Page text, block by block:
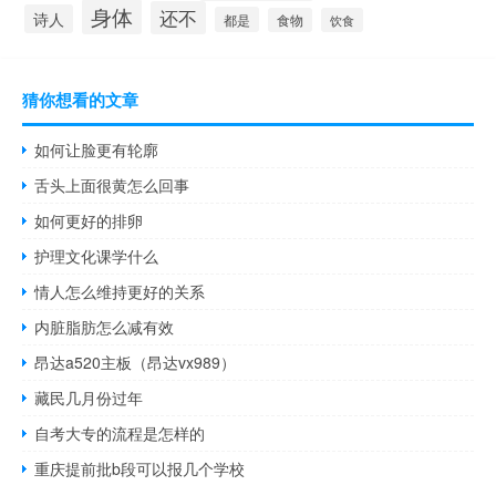
诗人 身体 还不 都是 食物 饮食
猜你想看的文章
如何让脸更有轮廓
舌头上面很黄怎么回事
如何更好的排卵
护理文化课学什么
情人怎么维持更好的关系
内脏脂肪怎么减有效
昂达a520主板（昂达vx989）
藏民几月份过年
自考大专的流程是怎样的
重庆提前批b段可以报几个学校